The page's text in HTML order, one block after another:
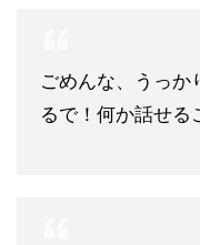
ごめんな、うっか
るで！何か話せる